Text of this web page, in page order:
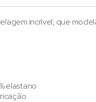
incrível, que
elastano